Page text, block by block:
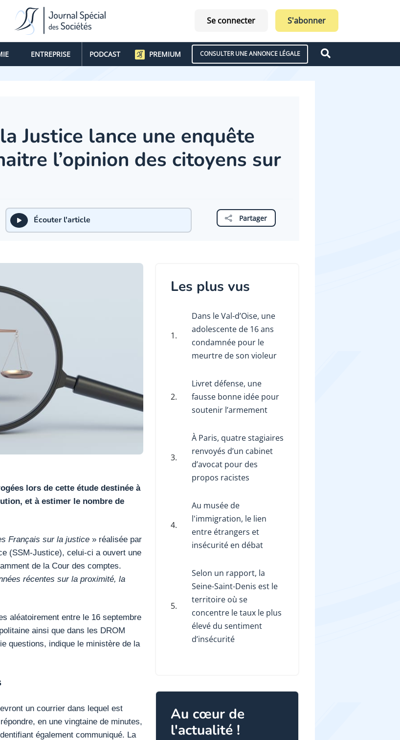
Se connecter S'abonner
ENTREPRISE PODCAST PREMIUM CONSULTER UNE ANNONCE LÉGALE
Justice lance une enquête
l’opinion des citoyens sur
Écouter l'article Partager
lors de cette étude destinée à
et à estimer le nombre de
Français sur la justice » réalisée par
(SSM-Justice), celui-ci a ouvert une
de la Cour des comptes.
récentes sur la proximité, la
aléatoirement entre le 16 septembre
ainsi que dans les DROM
questions, indique le ministère de la
un courrier dans lequel est
en une vingtaine de minutes,
également communiqué. La
Les plus vus
1.
Dans le Val-d’Oise, une
adolescente de 16 ans
condamnée pour le
meurtre de son violeur
2.
Livret défense, une
fausse bonne idée pour
soutenir l’armement
3.
À Paris, quatre stagiaires
renvoyés d’un cabinet
d’avocat pour des
propos racistes
4.
Au musée de
l'immigration, le lien
entre étrangers et
insécurité en débat
5.
Selon un rapport, la
Seine-Saint-Denis est le
territoire où se
concentre le taux le plus
élevé du sentiment
d’insécurité
Au cœur de
l'actualité !